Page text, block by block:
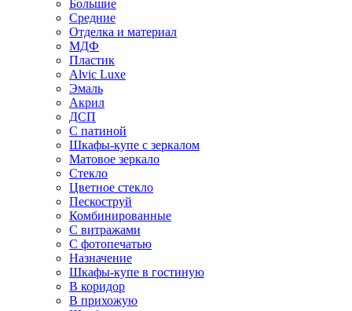
Большие
Средние
Отделка и материал
МДФ
Пластик
Alvic Luxe
Эмаль
Акрил
ДСП
С патиной
Шкафы-купе с зеркалом
Матовое зеркало
Стекло
Цветное стекло
Пескоструй
Комбинированные
С витражами
С фотопечатью
Назначение
Шкафы-купе в гостиную
В коридор
В прихожую